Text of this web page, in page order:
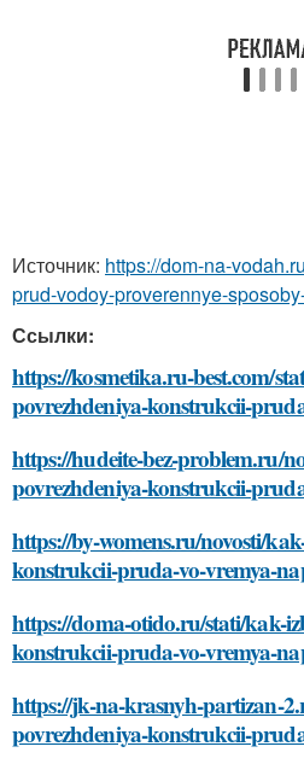
Источник: https://dom-na-
prud-vodoy-proverennye-
Ссылки:
https://kosmetika.ru-best.com/
povrezhdeniya-konstrukcii-
https://hudeite-bez-problem.ru/
povrezhdeniya-konstrukcii-
https://by-womens.ru/novosti/
konstrukcii-pruda-vo-vremya-
https://doma-otido.ru/stati/kak-
konstrukcii-pruda-vo-vremya-
https://jk-na-krasnyh-partizan-
povrezhdeniya-konstrukcii-